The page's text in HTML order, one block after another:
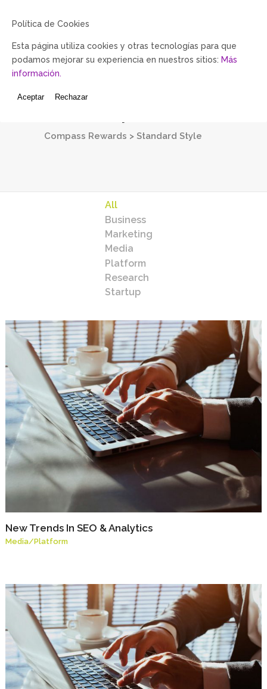
Compass Rewards > Standard Style
All
Business
Marketing
Media
Platform
Research
Startup
New Trends In SEO & Analytics
Media/Platform
Política de Cookies
Esta página utiliza cookies y otras tecnologías para que
podamos mejorar su experiencia en nuestros sitios: Más
información.
Aceptar Rechazar